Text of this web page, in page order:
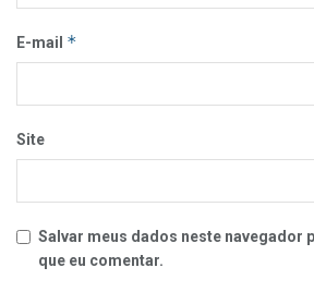
E-mail *
Site
Salvar meus dados neste navegador
que eu comentar.